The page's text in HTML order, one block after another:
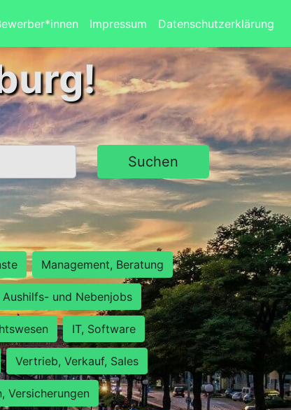
Impressum Datenschutzerklärung
Suchen
Management, Beratung
und Nebenjobs
IT, Software
Vertrieb, Verkauf, Sales
Versicherungen